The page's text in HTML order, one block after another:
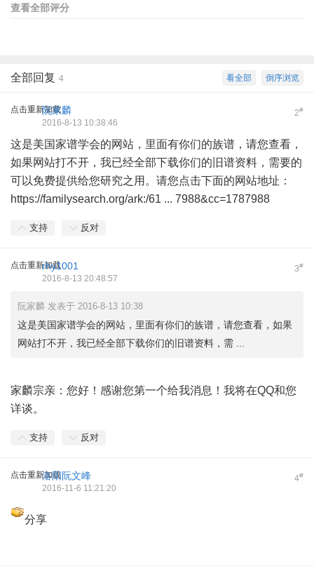
查看全部评分
倒序浏览
看全部
全部回复 4
点击重新加载 2#
阮家麟
2016-8-13 10:38:46
这是美国家谱学会的网站，里面有你们的族谱，请您查看，
如果网站打不开，我已经全部下载你们的旧谱资料，需要的
可以免费提供给您研究之用。请您点击下面的网站地址：
https://familysearch.org/ark:/61 ... 7988&cc=1787988
支持 反对
点击重新加载 3#
rhy1001
2016-8-13 20:48:57
阮家麟 发表于 2016-8-13 10:38
这是美国家谱学会的网站，里面有你们的族谱，请您查看，如果
网站打不开，我已经全部下载你们的旧谱资料，需 ...
家麟宗亲：您好！感谢您第一个给我消息！我将在QQ和您
详谈。
支持 反对
点击重新加载 4#
洛阳阮文峰
2016-11-6 11:21:20
分享